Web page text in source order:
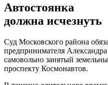
Автостоянка
должна исчезнуть
Суд Московского района
предпринимателя
самовольно занятый
проспекту Космонавтов.